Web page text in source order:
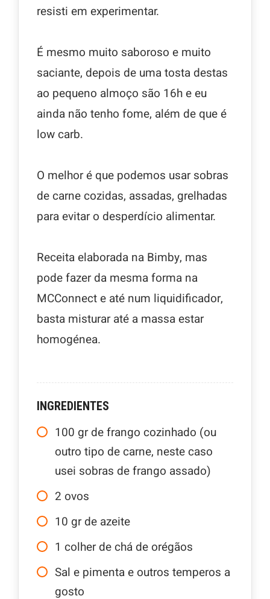
resisti em experimentar.
É mesmo muito saboroso e muito
saciante, depois de uma tosta destas
ao pequeno almoço são 16h e eu
ainda não tenho fome, além de que é
low carb.
O melhor é que podemos usar sobras
de carne cozidas, assadas, grelhadas
para evitar o desperdício alimentar.
Receita elaborada na Bimby, mas
pode fazer da mesma forma na
MCConnect e até num liquidificador,
basta misturar até a massa estar
homogénea.
INGREDIENTES
100 gr de frango cozinhado (ou
outro tipo de carne, neste caso
usei sobras de frango assado)
2 ovos
10 gr de azeite
1 colher de chá de orégãos
Sal e pimenta e outros temperos a
gosto